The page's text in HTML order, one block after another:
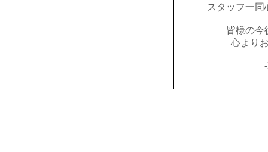
スタッフ一
皆様の今
心より